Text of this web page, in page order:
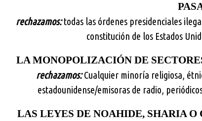
rechazamos:todas las órdenes presidenciales
constitución de los Estados
LA MONOPOLIZACIÓN DE
rechazamos:Cualquier minoría religiosa,
estadounidense/emisoras de radio,
LAS LEYES DE NOAHIDE, SHARIA